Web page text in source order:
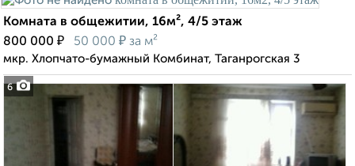
6
Комната в общежитии, 16м², 4/5 этаж
800 000 ₽ 50 000 ₽ за м²
мкр. Хлопчато-бумажный Комбинат, Таганрогская 3